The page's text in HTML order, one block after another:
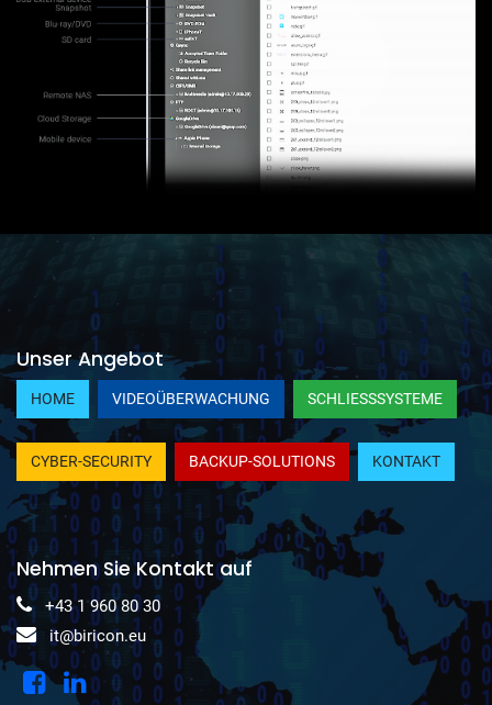
Unser Angebot
HOME VIDEOÜBERWACHUNG SCHLIESSSYSTEME
CYBER-SECURITY BACKUP-SOLUTIONS KONTAKT
Nehmen Sie Kontakt auf
+43 1 960 80 30
it@biricon.eu